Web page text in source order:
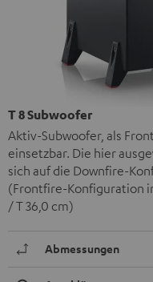
T 8 Subwoofer
Aktiv-Subwoofer, als
einsetzbar. Die hier
sich auf die Downfire-
(Frontfire-Konfiguration
/ T 36,0 cm)
Abmessungen